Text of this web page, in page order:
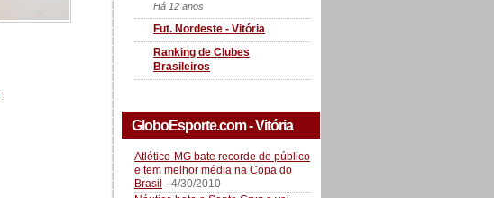
Há 12 anos
Fut. Nordeste - Vitória
Ranking de Clubes
Brasileiros
GloboEsporte.com - Vitória
Atlético-MG bate recorde de público
e tem melhor média na Copa do
Brasil - 4/30/2010